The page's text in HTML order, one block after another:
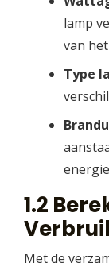
lamp
van
Type
1.2
Met de